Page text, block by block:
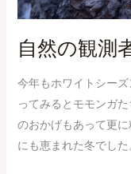
自然の観測
今年もホワイトシー
ってみるとモモンガ
のおかげもあって更
にも恵まれた冬でした